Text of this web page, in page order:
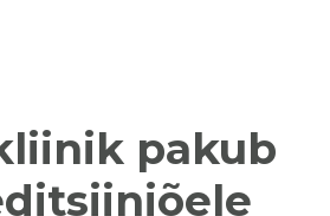
pakub